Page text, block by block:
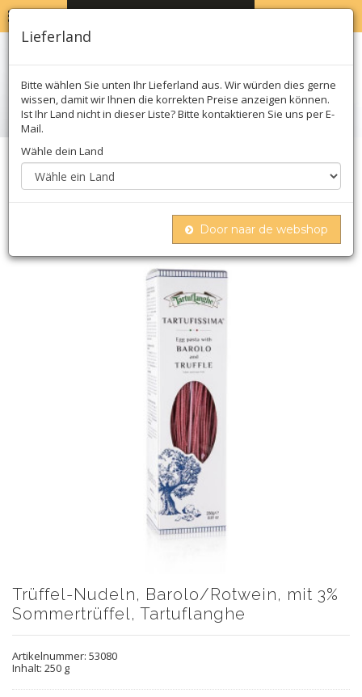
sommertrüffel, tartuflanghe
Trüffel-Nudeln, Barolo/Rotwein, mit 3%
Sommertrüffel, Tartuflanghe
Artikelnummer: 53080
Inhalt: 250 g
Lieferland
Bitte wählen Sie unten Ihr Lieferland aus. Wir würden dies gerne
wissen, damit wir Ihnen die korrekten Preise anzeigen können.
Ist Ihr Land nicht in dieser Liste? Bitte kontaktieren Sie uns per E-
Mail.
Wähle dein Land
Door naar de webshop